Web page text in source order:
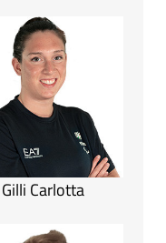
Gilli Carlotta